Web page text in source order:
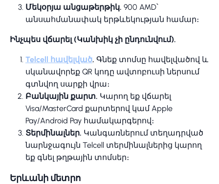
Մեկօրյա անցաթերթիկ. 900 AMD՝
անսահմանափակ երթևեկության համար։
Ինչպես վճարել (Կանխիկ չի ընդունվում).
Telcell հավելված. Գնեք տոմսը հավելվածով և
սկանավորեք QR կոդը ավտոբուսի ներսում
գտնվող սարքի վրա։
Բանկային քարտ. Կարող եք վճարել
Visa/MasterCard քարտերով կամ Apple
Pay/Android Pay համակարգերով։
Տերմինալներ. Կանգառներում տեղադրված
նարնջագույն Telcell տերմինալներից կարող
եք գնել թղթային տոմսեր։
Երևանի մետրո